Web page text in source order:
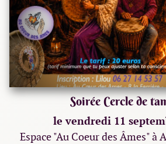
Soirée Cercle de
le vendredi 11
Espace "Au Coeur des Âmes" à